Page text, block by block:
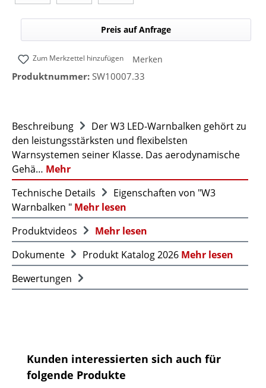
Preis auf Anfrage
Zum Merkzettel hinzufügen Merken
Produktnummer: SW10007.33
Beschreibung
Der W3 LED-Warnbalken gehört zu
den leistungsstärksten und flexibelsten
Warnsystemen seiner Klasse. Das aerodynamische
Gehä… Mehr
Technische Details
Eigenschaften von "W3
Warnbalken " Mehr lesen
Produktvideos
Mehr lesen
Dokumente
Produkt Katalog 2026 Mehr lesen
Bewertungen
Produktgalerie überspringen
Kunden interessierten sich auch für
folgende Produkte